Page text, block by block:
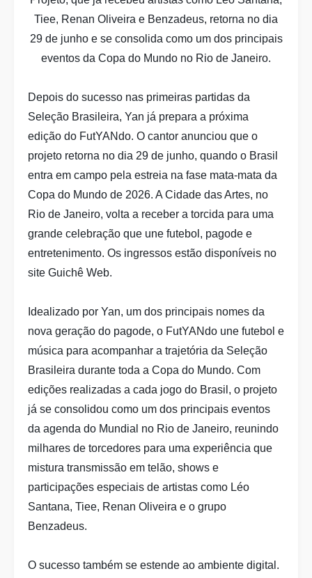
Tiee, Renan Oliveira e Benzadeus, retorna no dia
29 de junho e se consolida como um dos principais
eventos da Copa do Mundo no Rio de Janeiro.
Depois do sucesso nas primeiras partidas da
Seleção Brasileira, Yan já prepara a próxima
edição do FutYANdo. O cantor anunciou que o
projeto retorna no dia 29 de junho, quando o Brasil
entra em campo pela estreia na fase mata-mata da
Copa do Mundo de 2026. A Cidade das Artes, no
Rio de Janeiro, volta a receber a torcida para uma
grande celebração que une futebol, pagode e
entretenimento. Os ingressos estão disponíveis no
site Guichê Web.
Idealizado por Yan, um dos principais nomes da
nova geração do pagode, o FutYANdo une futebol e
música para acompanhar a trajetória da Seleção
Brasileira durante toda a Copa do Mundo. Com
edições realizadas a cada jogo do Brasil, o projeto
já se consolidou como um dos principais eventos
da agenda do Mundial no Rio de Janeiro, reunindo
milhares de torcedores para uma experiência que
mistura transmissão em telão, shows e
participações especiais de artistas como Léo
Santana, Tiee, Renan Oliveira e o grupo
Benzadeus.
O sucesso também se estende ao ambiente digital.